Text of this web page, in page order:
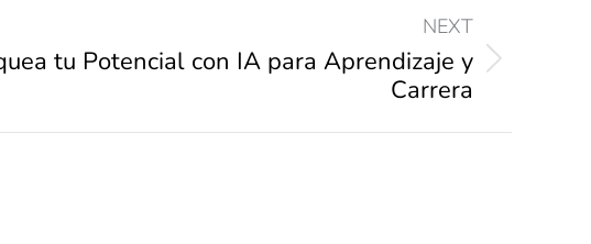
NEXT
tu Potencial con IA para Aprendizaje y
Carrera